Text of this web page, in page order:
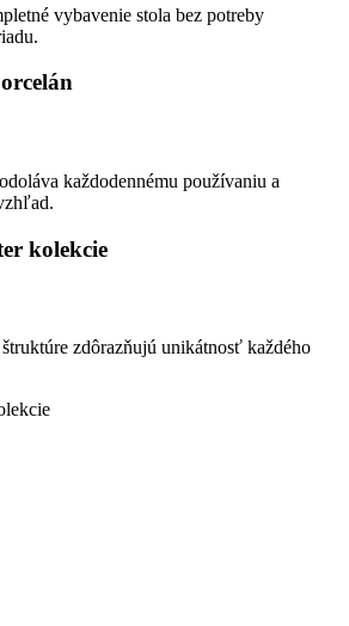
vybavenie stola bez potreby
každodennému používaniu a
kolekcie
zdôrazňujú unikátnosť každého